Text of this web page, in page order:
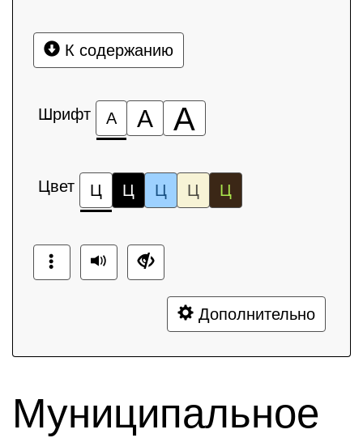
К содержанию
Шрифт А А А
Цвет Ц Ц Ц Ц Ц
Дополнительно
Муниципальное